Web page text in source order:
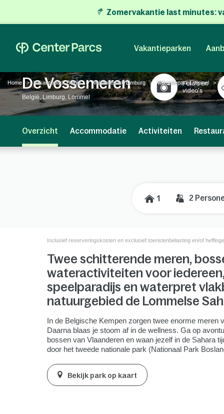
Zomervakantie last minutes:
Vakantieparken
Home Vakantiepark België Vakantiepark Limburg Vakantiepark Lommel
De Vossemeren
België, Limburg, Lommel
Foto's en
video's
Overzicht Accommodatie Activiteiten
1 2
Inclusief reserveringskosten en exclusief toeristenbelasting en/of
Twee schitterende meren,
wateractiviteiten voor
speelparadijs en waterpret
natuurgebied de Lommelse
In de Belgische Kempen zorgen twee enorme meren
Daarna blaas je stoom af in de wellness. Ga op
bossen van Vlaanderen en waan jezelf in de Sahara
door het tweede nationale park (Nationaal Park
Bekijk park op kaart